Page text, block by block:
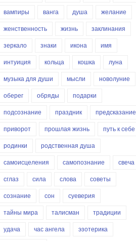
вампиры
ванга душа
желание
женственность
жизнь
заклинания
зеркало
знаки икона
имя
интуиция
кольца кошка
луна
музыка для души
мысли
новолуние
оберег
обряды
подарки
подсознание
праздник
предсказание
приворот
прошлая жизнь
путь к себе
родинки
родственная душа
самоисцеления
самопознание
свеча
сглаз
сила слова
советы
сознание
сон
суеверия
тайны мира
талисман
традиции
удача
час ангела
эзотерика